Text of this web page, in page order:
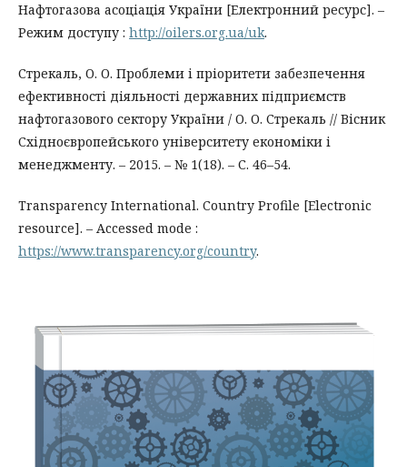
Нафтогазова асоціація України [Електронний ресурс]. –
Режим доступу : http://oilers.org.ua/uk.
Стрекаль, О. О. Проблеми і пріоритети забезпечення
ефективності діяльності державних підприємств
нафтогазового сектору України / О. О. Стрекаль // Вісник
Східноєвропейського університету економіки і
менеджменту. – 2015. – № 1(18). – С. 46–54.
Transparency International. Country Profile [Electronic
resource]. – Accessed mode :
https://www.transparency.org/country.